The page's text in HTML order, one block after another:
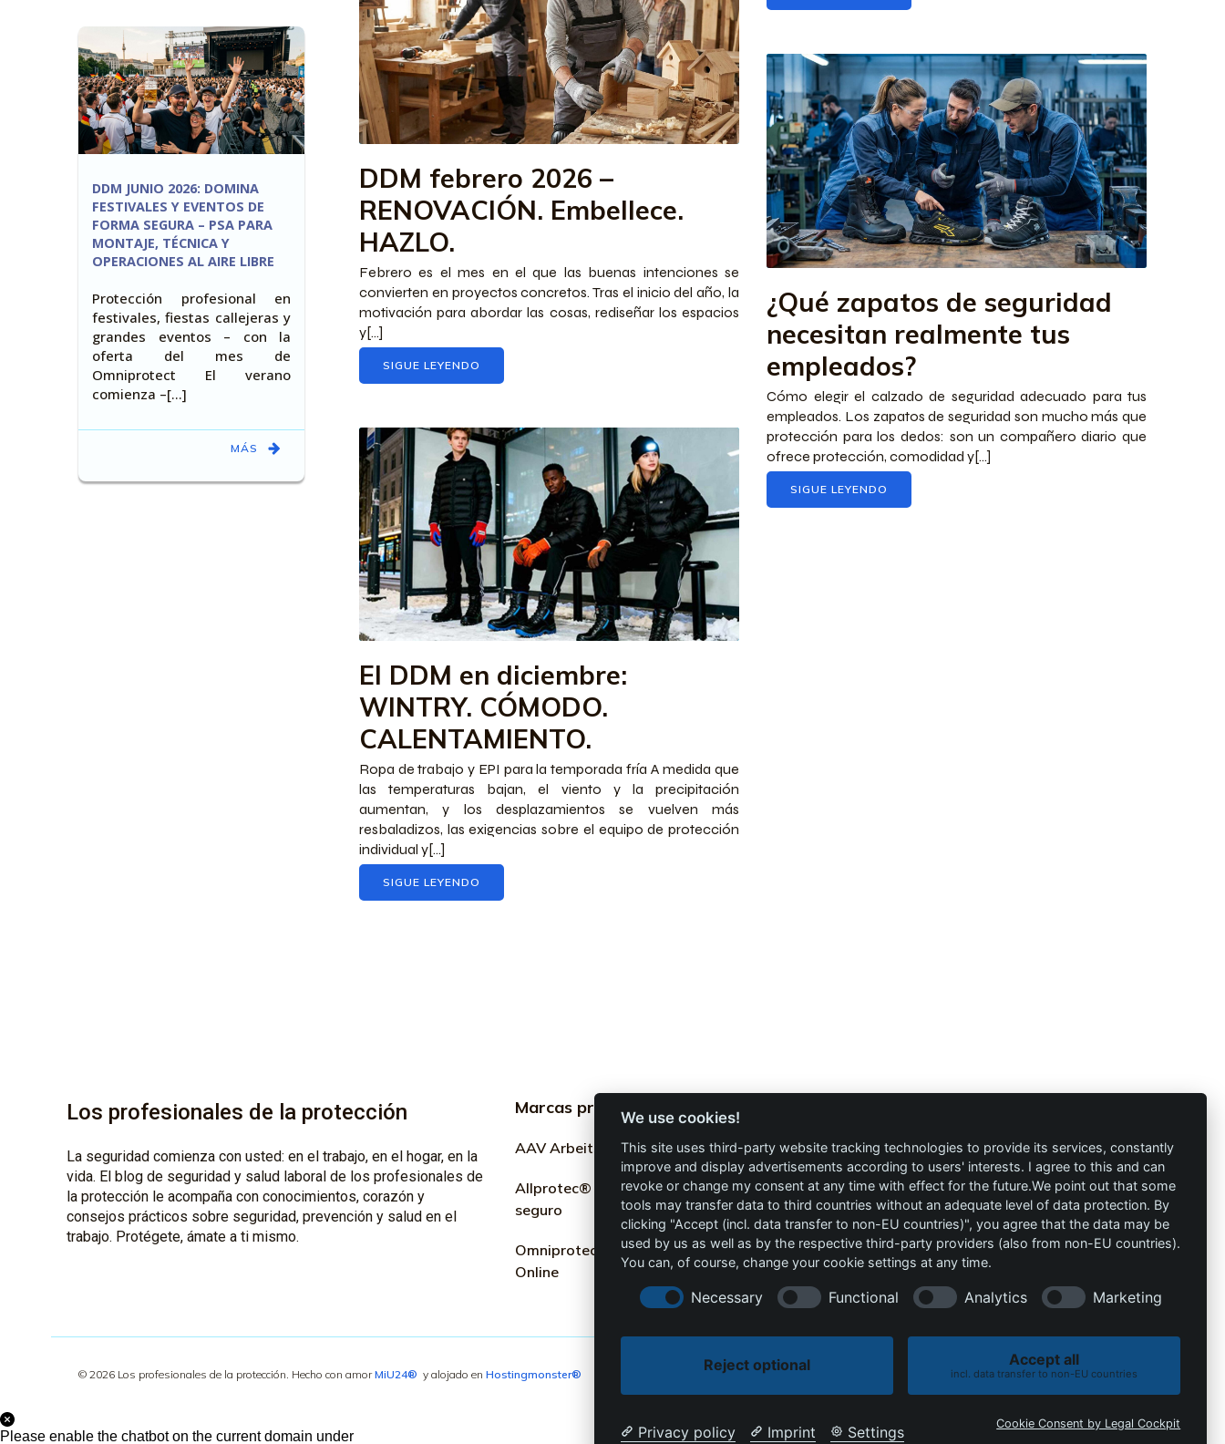
DDM JUNIO 2026: DOMINA
FESTIVALES Y EVENTOS DE
FORMA SEGURA – PSA PARA
MONTAJE, TÉCNICA Y
OPERACIONES AL AIRE LIBRE
Protección profesional en
festivales, fiestas callejeras y
grandes eventos – con la
oferta del mes de
Omniprotect El verano
comienza –[…]
MÁS
DDM febrero 2026 –
RENOVACIÓN. Embellece.
HAZLO.
Febrero es el mes en el que las buenas intenciones se
convierten en proyectos concretos. Tras el inicio del año, la
motivación para abordar las cosas, rediseñar los espacios
y[...]
SIGUE LEYENDO
¿Qué zapatos de seguridad
necesitan realmente tus
empleados?
Cómo elegir el calzado de seguridad adecuado para tus
empleados. Los zapatos de seguridad son mucho más que
protección para los dedos: son un compañero diario que
ofrece protección, comodidad y[...]
SIGUE LEYENDO
El DDM en diciembre:
WINTRY. CÓMODO.
CALENTAMIENTO.
Ropa de trabajo y EPI para la temporada fría A medida que
las temperaturas bajan, el viento y la precipitación
aumentan, y los desplazamientos se vuelven más
resbaladizos, las exigencias sobre el equipo de protección
individual y[...]
SIGUE LEYENDO
Los profesionales de la protección
La seguridad comienza con usted: en el trabajo, en el hogar, en la
vida. El blog de seguridad y salud laboral de los profesionales de
la protección le acompaña con conocimientos, corazón y
consejos prácticos sobre seguridad, prevención y salud en el
trabajo. Protégete, ámate a ti mismo.
Marcas profesionales
AAV Arbeitsschutz GmbH
Allprotec® Solo trabaja
seguro
Omniprotect – Tienda
Online
Marketing
Términos y condiciones
Privacidad
Impresión
info@die-
schutzprofis.de
+49 (511) 679997-97
Wohlenbergstraße 6
30179 Hannover
Alemania
© 2026 Los profesionales de la protección. Hecho con amorMiU24® y alojado en Hostingmonster® Política de cookies Política de privacidad
We use cookies!
This site uses third-party website tracking technologies to provide its services, constantly
improve and display advertisements according to users' interests. I agree to this and can
revoke or change my consent at any time with effect for the future.We point out that some
tools may transfer data to third countries without an adequate level of data protection. By
clicking "Accept (incl. data transfer to non-EU countries)", you agree that the data may be
used by us as well as by the respective third-party providers (also from non-EU countries).
You can, of course, change your cookie settings at any time.
Necessary Functional Analytics Marketing
Reject optional Accept all
incl. data transfer to non-EU countries
Privacy policy Imprint Settings Cookie Consent by Legal Cockpit
Please enable the chatbot on the current domain under